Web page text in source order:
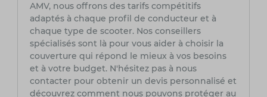
AMV, nous offrons des tarifs compétitifs
adaptés à chaque profil de conducteur et à
chaque type de scooter. Nos conseillers
spécialisés sont là pour vous aider à choisir la
couverture qui répond le mieux à vos besoins
et à votre budget. N'hésitez pas à nous
contacter pour obtenir un devis personnalisé et
découvrez comment nous pouvons protéger au